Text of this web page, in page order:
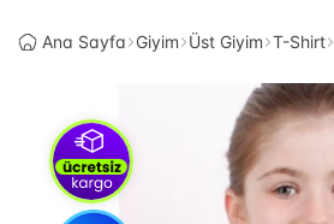
Ana Sayfa Giyim Üst Giyim T-Shirt